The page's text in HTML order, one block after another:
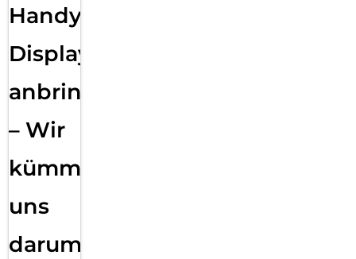
Handy
Displayfolie
anbringen
– Wir
kümmern
uns
darum!